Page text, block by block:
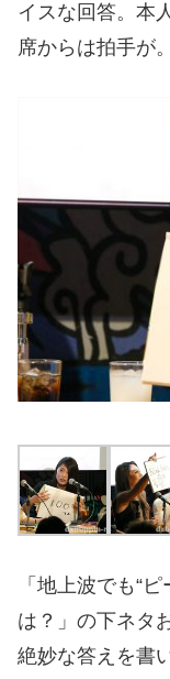
イスな回答。本
席からは拍手が。
「地上波でも“
は？」の下ネタ
絶妙な答えを書